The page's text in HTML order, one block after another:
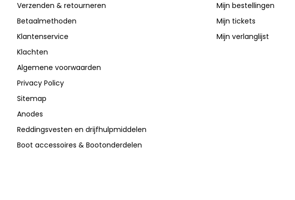
Verzenden & retourneren
Betaalmethoden
Klantenservice
Klachten
Algemene voorwaarden
Privacy Policy
Sitemap
Anodes
Reddingsvesten en drijfhulpmiddelen
Boot accessoires & Bootonderdelen
Mijn bestellingen
Mijn tickets
Mijn verlanglijst